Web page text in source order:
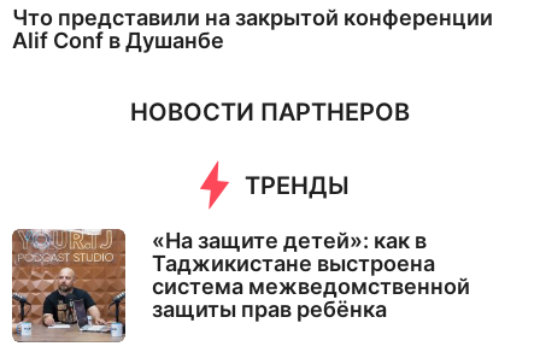
Что представили на закрытой конференции
Alif Conf в Душанбе
НОВОСТИ ПАРТНЕРОВ
ТРЕНДЫ
«На защите детей»: как в
Таджикистане выстроена
система межведомственной
защиты прав ребёнка